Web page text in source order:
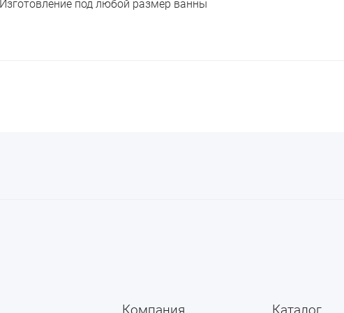
Изготовление под любой размер ванны